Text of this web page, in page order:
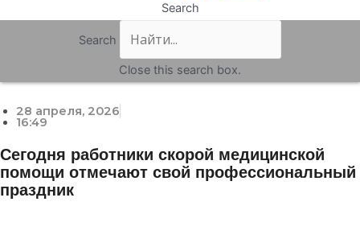
Search
Search
Close this search box.
28 апреля, 2026
16:49
Сегодня работники скорой медицинской
помощи отмечают свой профессиональный
праздник